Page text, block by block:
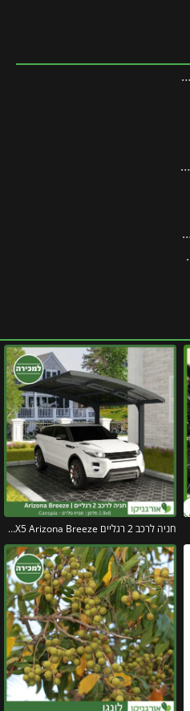
חניה לרכב 2 רגליים 2.9X5 Arizona Breeze פלסן מבית פלרם – Canopia